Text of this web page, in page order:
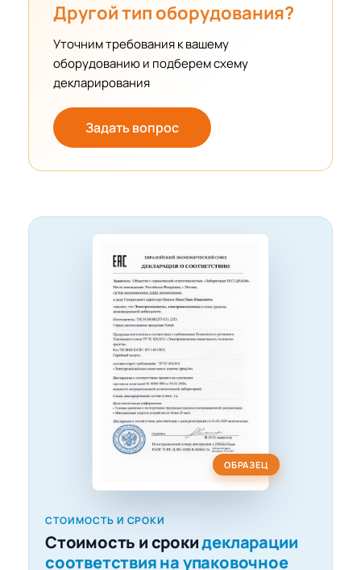
Другой тип оборудования?
Уточним требования к вашему
оборудованию и подберем схему
декларирования
Задать вопрос
СТОИМОСТЬ И СРОКИ
Стоимость и срокидекларации
соответствия на упаковочное
ОБРАЗЕЦ